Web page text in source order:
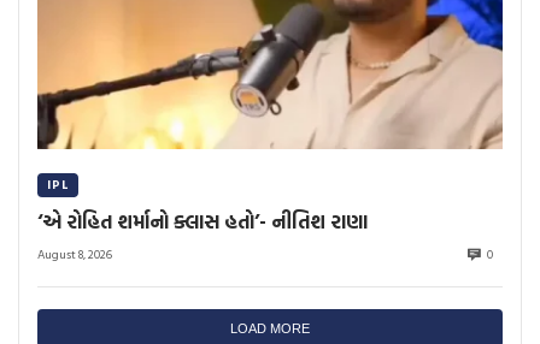
IPL
‘એ રોહિત શર્માનો ક્લાસ હતો’- નીતિશ રાણા
August 8, 2026 0
LOAD MORE